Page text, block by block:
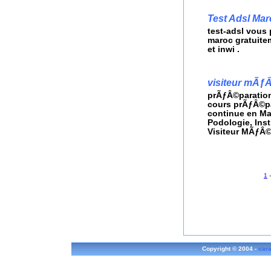
Test Adsl
test-adsl vous
maroc
et inwi .
visiteur
cours
continue en
Podologie,
Visiteur
1
Copyright © 2004 -